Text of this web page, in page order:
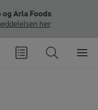
og Arla Foods
her